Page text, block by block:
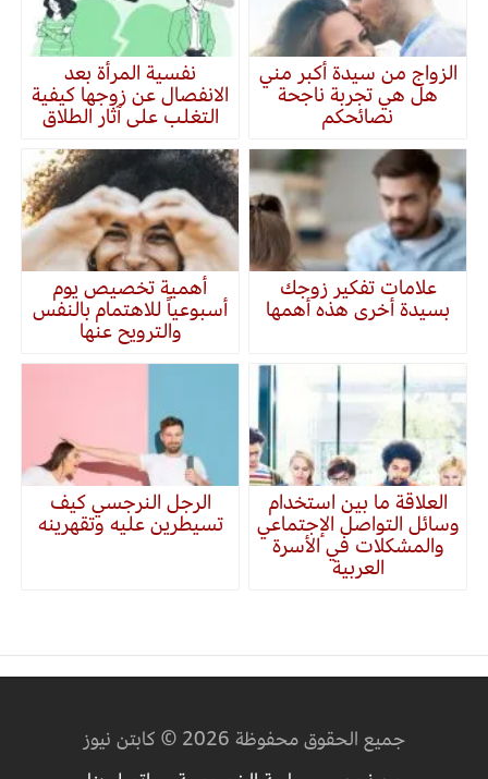
الزواج من سيدة أكبر مني
هل هي تجربة ناجحة
نصائحكم
نفسية المرأة بعد
الانفصال عن زوجها كيفية
التغلب على آثار الطلاق
علامات تفكير زوجك
بسيدة أخرى هذه أهمها
أهمية تخصيص يوم
أسبوعياً للاهتمام بالنفس
والترويح عنها
العلاقة ما بين استخدام
وسائل التواصل الإجتماعي
والمشكلات في الأسرة
العربية
الرجل النرجسي كيف
تسيطرين عليه وتقهرينه
جميع الحقوق محفوظة 2026 © كابتن نيوز